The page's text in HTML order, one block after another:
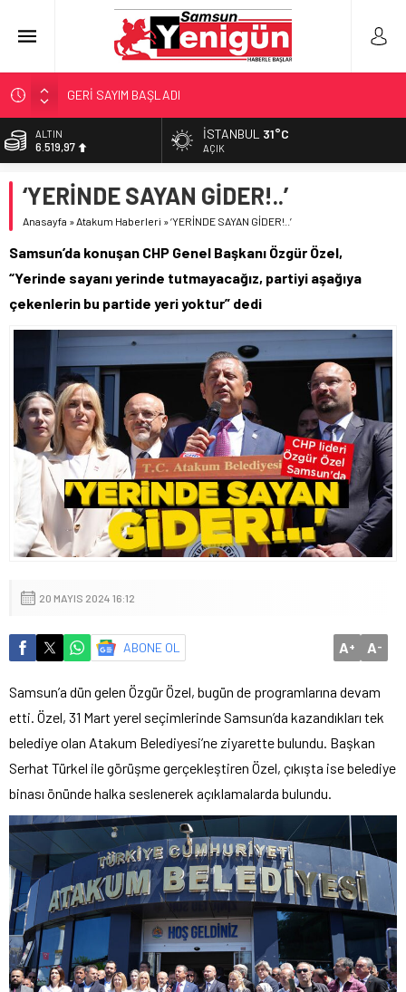
GERİ SAYIM BAŞLADI
SAMSUNSPOR’DA HEDEF 5’İNCİLİK!
‘BAFRA’YA YATIRIM YAPIN!’
YÖNETİCİ SEÇERKEN YAPILAN EN BÜYÜK HATALAR
ALTIN
6.519,97
13.798,82
DOLAR
55,0112
İSTANBUL 31°C
AÇIK
‘YERİNDE SAYAN GİDER!..’
Anasayfa »Atakum Haberleri »‘YERİNDE SAYAN GİDER!..’
Samsun’da konuşan CHP Genel Başkanı Özgür Özel,
“Yerinde sayanı yerinde tutmayacağız, partiyi aşağıya
çekenlerin bu partide yeri yoktur” dedi
20 MAYIS 2024 16:12
ABONE OL A+ A-
Samsun’a dün gelen Özgür Özel, bugün de programlarına devam
etti. Özel, 31 Mart yerel seçimlerinde Samsun’da kazandıkları tek
belediye olan Atakum Belediyesi’ne ziyarette bulundu. Başkan
Serhat Türkel ile görüşme gerçekleştiren Özel, çıkışta ise belediye
binası önünde halka seslenerek açıklamalarda bulundu.